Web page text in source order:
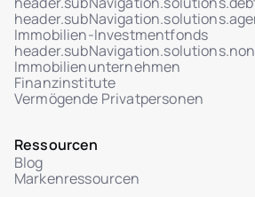
Echtzeit-Aktivitäts-
Verkäufe, Token)
Vom Admin ausgelöste
Sicheres Ticketsystem mit
Admin-Chat-Schnittstelle für
Ticket-Statusverwaltung: In
Dateianhänge im Benutzer-
Immobilien-Investmentfonds
Immobilienunternehmen
Finanzinstitute
Vermögende Privatpersonen
Ressourcen
Blog
Markenressourcen